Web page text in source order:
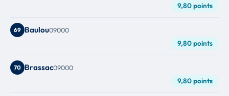
9,80 points
69 Baulou09000
9,80 points
70 Brassac09000
9,80 points